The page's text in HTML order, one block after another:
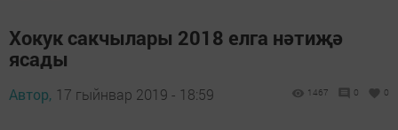
Хокук сакчылары 2018 елга нәтиҗә
ясады
Автор, 17 гыйнвар 2019 - 18:59 1467 0 0